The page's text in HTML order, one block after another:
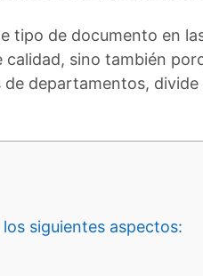
tipo de documento en
sino también
departamentos, divide
siguientes aspectos: